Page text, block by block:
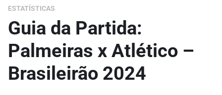
ESTATÍSTICAS
Guia da Partida:
Palmeiras x Atlético –
Brasileirão 2024